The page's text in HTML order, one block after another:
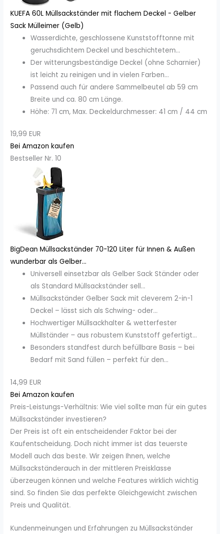
KUEFA 60L Müllsackständer mit flachem Deckel - Gelber
Sack Mülleimer (Gelb)
Wasserdichte, geschlossene Kunststofftonne mit
geruchsdichtem Deckel und beschichtetem...
Der witterungsbeständige Deckel (ohne Scharnier)
ist leicht zu reinigen und in vielen Farben...
Passend auch für andere Sammelbeutel ab 59 cm
Breite und ca. 80 cm Länge.
Höhe: 71 cm, Max. Deckeldurchmesser: 41 cm / 44 cm
19,99 EUR
Bei Amazon kaufen
Bestseller Nr. 10
BigDean Müllsackständer 70-120 Liter für Innen & Außen
wunderbar als Gelber...
Universell einsetzbar als Gelber Sack Ständer oder
als Standard Müllsackständer sell...
Müllsackständer Gelber Sack mit cleverem 2-in-1
Deckel – lässt sich als Schwing- oder...
Hochwertiger Müllsackhalter & wetterfester
Müllständer – aus robustem Kunststoff gefertigt...
Besonders standfest durch befüllbare Basis – bei
Bedarf mit Sand füllen – perfekt für den...
14,99 EUR
Bei Amazon kaufen
Preis-Leistungs-Verhältnis: Wie viel sollte man für ein gutes
Müllsackständer investieren?
Der Preis ist oft ein entscheidender Faktor bei der
Kaufentscheidung. Doch nicht immer ist das teuerste
Modell auch das beste. Wir zeigen Ihnen, welche
Müllsackständerauch in der mittleren Preisklasse
überzeugen können und welche Features wirklich wichtig
sind. So finden Sie das perfekte Gleichgewicht zwischen
Preis und Qualität.
Kundenmeinungen und Erfahrungen zu Müllsackständer